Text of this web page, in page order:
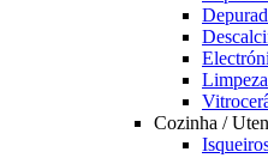
Limpeza
Cozinha /